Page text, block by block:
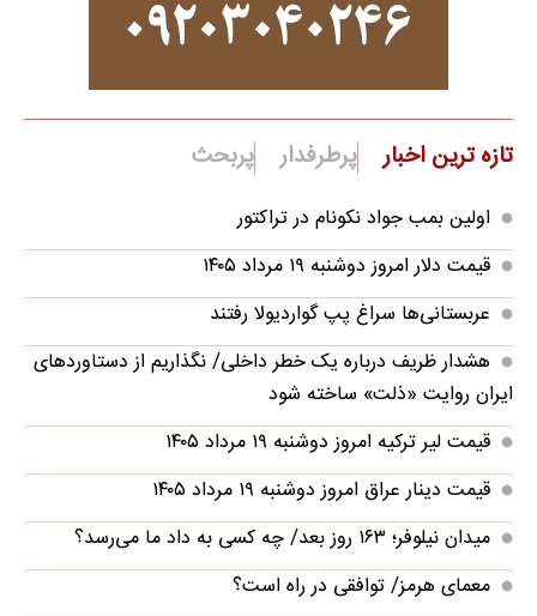
تازه ترین اخبار پرطرفدار پربحث
اولین بمب جواد نکونام در تراکتور
قیمت دلار امروز دوشنبه ۱۹ مرداد ۱۴۰۵
عربستانی‌ها سراغ پپ گواردیولا رفتند
هشدار ظریف درباره یک خطر داخلی/ نگذاریم از دستاوردهای
ایران روایت «ذلت» ساخته شود
قیمت لیر ترکیه امروز دوشنبه ۱۹ مرداد ۱۴۰۵
قیمت دینار عراق امروز دوشنبه ۱۹ مرداد ۱۴۰۵
میدان نیلوفر؛ ۱۶۳ روز بعد/ چه کسی به داد ما می‌رسد؟
معمای هرمز/ توافقی در راه است؟